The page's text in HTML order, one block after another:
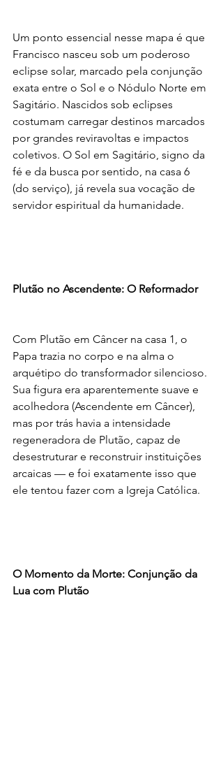
Um ponto essencial nesse mapa é que
Francisco nasceu sob um poderoso
eclipse solar, marcado pela conjunção
exata entre o Sol e o Nódulo Norte em
Sagitário. Nascidos sob eclipses
costumam carregar destinos marcados
por grandes reviravoltas e impactos
coletivos. O Sol em Sagitário, signo da
fé e da busca por sentido, na casa 6
(do serviço), já revela sua vocação de
servidor espiritual da humanidade.
Plutão no Ascendente: O Reformador
Com Plutão em Câncer na casa 1, o
Papa trazia no corpo e na alma o
arquétipo do transformador silencioso.
Sua figura era aparentemente suave e
acolhedora (Ascendente em Câncer),
mas por trás havia a intensidade
regeneradora de Plutão, capaz de
desestruturar e reconstruir instituições
arcaicas — e foi exatamente isso que
ele tentou fazer com a Igreja Católica.
O Momento da Morte: Conjunção da
Lua com Plutão